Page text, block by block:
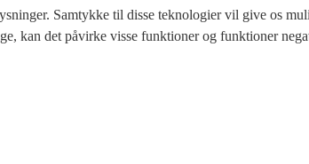
Samtykke til disse teknologier vil give os
kan det påvirke visse funktioner og funktioner